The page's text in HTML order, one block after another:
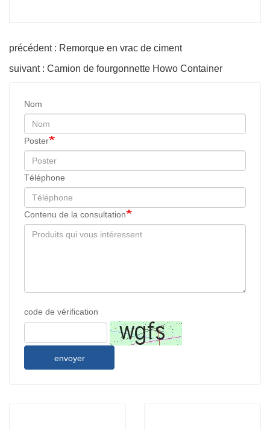
précédent : Remorque en vrac de ciment
suivant : Camion de fourgonnette Howo Container
Nom
Poster
Téléphone
Contenu de la consultation
code de vérification
envoyer